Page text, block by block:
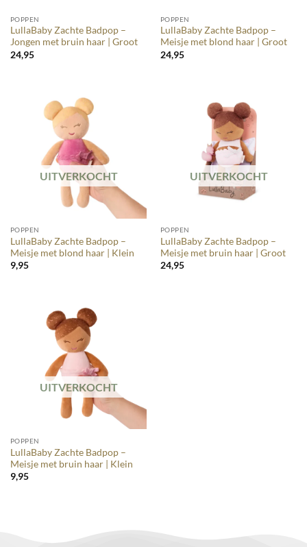
POPPEN
LullaBaby Zachte Badpop –
Jongen met bruin haar | Groot
24,95
POPPEN
LullaBaby Zachte Badpop –
Meisje met blond haar | Groot
24,95
UITVERKOCHT
POPPEN
LullaBaby Zachte Badpop –
Meisje met blond haar | Klein
9,95
UITVERKOCHT
POPPEN
LullaBaby Zachte Badpop –
Meisje met bruin haar | Groot
24,95
UITVERKOCHT
POPPEN
LullaBaby Zachte Badpop –
Meisje met bruin haar | Klein
9,95